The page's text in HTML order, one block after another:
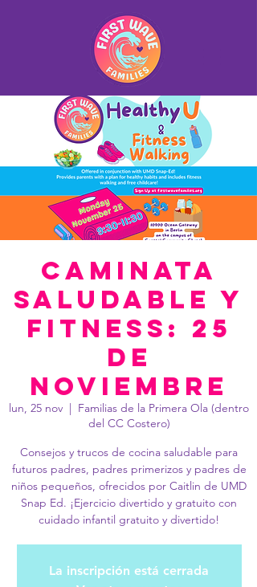
Caminata
saludable y
fitness: 25
de
noviembre
lun, 25 nov
  |
Familias de la Primera Ola (dentro
del CC Costero)
Consejos y trucos de cocina saludable para
futuros padres, padres primerizos y padres de
niños pequeños, ofrecidos por Caitlin de UMD
Snap Ed. ¡Ejercicio divertido y gratuito con
cuidado infantil gratuito y divertido!
La inscripción está cerrada